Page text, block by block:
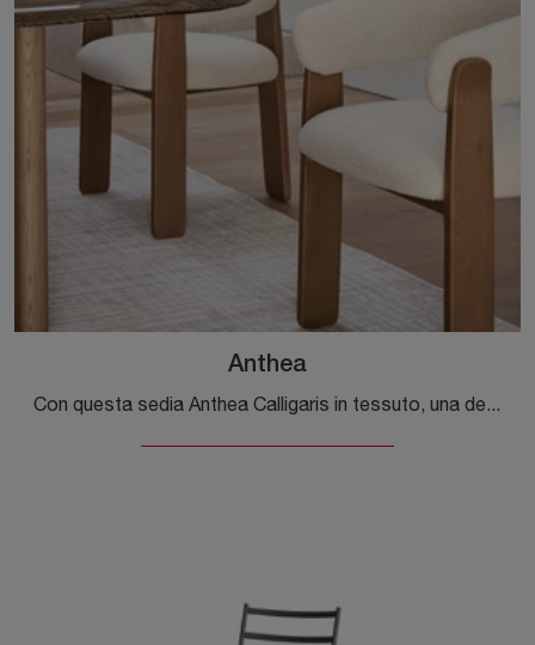
Anthea
Con questa sedia Anthea Calligaris in tessuto, una delle nostre sedute fisse design, potrai completare i tuoi locali.